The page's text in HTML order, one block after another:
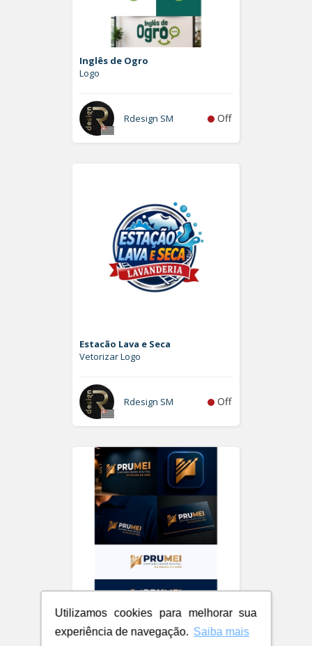
Utilizamos cookies para melhorar sua
experiência de navegação. Saiba mais
Inglês de Ogro
Logo
Rdesign SM Off
Estacão Lava e Seca
Vetorizar Logo
Rdesign SM Off
PRUMEI - Contabilidade Digital
Logo